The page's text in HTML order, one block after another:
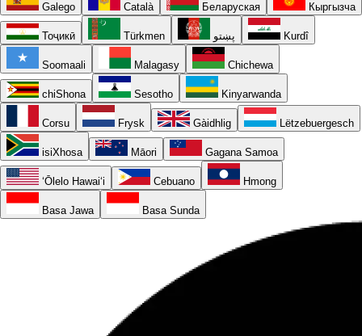
Galego Català Беларуская Кыргызча
Тоҷикӣ Türkmen پښتو Kurdî
Soomaali Malagasy Chichewa
chiShona Sesotho Kinyarwanda
Corsu Frysk Gàidhlig Lëtzebuergesch
isiXhosa Māori Gagana Samoa
ʻŌlelo Hawaiʻi Cebuano Hmong
Basa Jawa Basa Sunda